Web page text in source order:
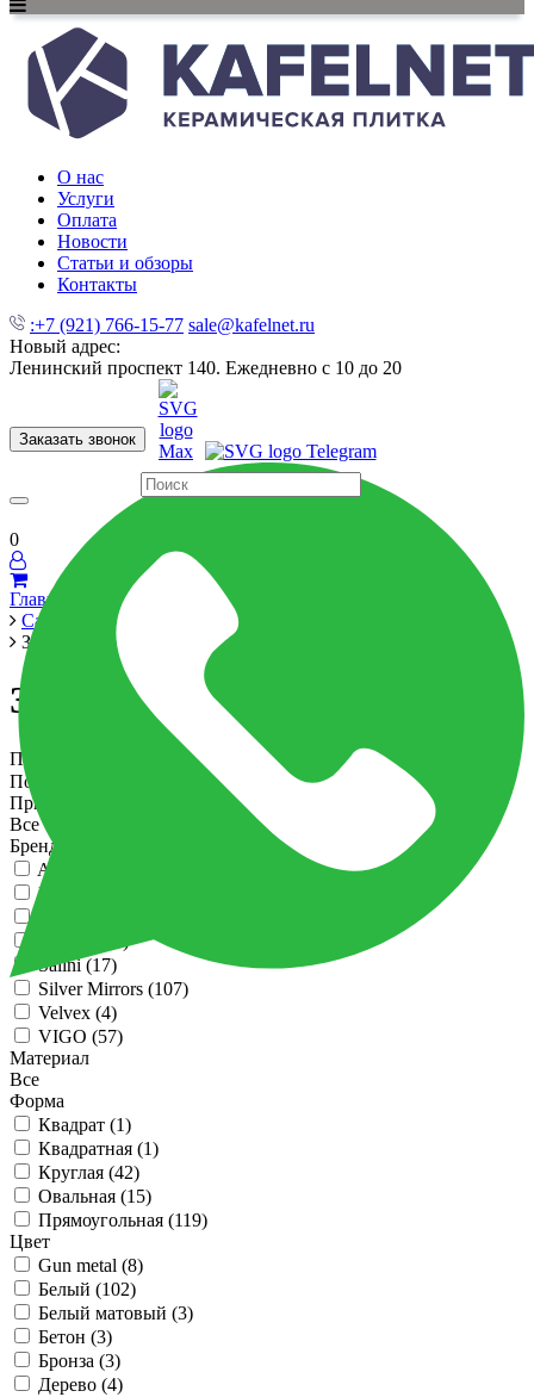
О нас
Услуги
Оплата
Новости
Статьи и обзоры
Контакты
:+7 (921) 766-15-77 sale@kafelnet.ru
Новый адрес:
Ленинский проспект 140. Ежедневно с 10 до 20
Заказать звонок
60x120 60x60 Для ванной Для кухни
0
Главная
Сантехника
Зеркала и светильники
Зеркала и светильники
Показать по:
Сортировка:
Подбор параметров
Применение
Все
Бренд
ARMADI ART (
Boheme (
Salini (17)
Silver Mirrors (107)
Velvex (4)
VIGO (57)
Материал
Все
Форма
Квадрат (1)
Квадратная (1)
Круглая (42)
Овальная (15)
Прямоугольная (119)
Цвет
Gun metal (8)
Белый (102)
Белый матовый (3)
Бетон (3)
Бронза (3)
Дерево (4)